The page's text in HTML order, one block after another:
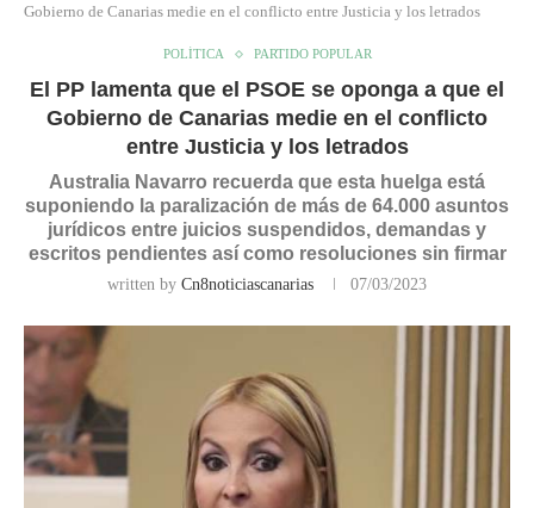
Gobierno de Canarias medie en el conflicto entre Justicia y los letrados
POLÍTICA PARTIDO POPULAR
El PP lamenta que el PSOE se oponga a que el
Gobierno de Canarias medie en el conflicto
entre Justicia y los letrados
Australia Navarro recuerda que esta huelga está
suponiendo la paralización de más de 64.000 asuntos
jurídicos entre juicios suspendidos, demandas y
escritos pendientes así como resoluciones sin firmar
written by Cn8noticiascanarias 07/03/2023